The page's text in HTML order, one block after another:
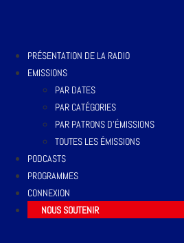
PRÉSENTATION DE LA RADIO
EMISSIONS
PAR DATES
PAR CATÉGORIES
PAR PATRONS D’ÉMISSIONS
TOUTES LES ÉMISSIONS
PODCASTS
PROGRAMMES
CONNEXION
NOUS SOUTENIR